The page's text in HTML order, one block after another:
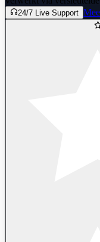
24/7 Live Support